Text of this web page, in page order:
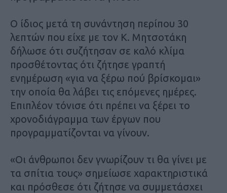
Ο ίδιος μετά τη συνάντηση περίπου 30
λεπτών που είχε με τον Κ. Μητσοτάκη
δήλωσε ότι συζήτησαν σε καλό κλίμα
προσθέτοντας ότι ζήτησε γραπτή
ενημέρωση «για να ξέρω πού βρίσκομαι»
την οποία θα λάβει τις επόμενες ημέρες.
Επιπλέον τόνισε ότι πρέπει να ξέρει το
χρονοδιάγραμμα των έργων που
προγραμματίζονται να γίνουν.
«Οι άνθρωποι δεν γνωρίζουν τι θα γίνει με
τα σπίτια τους» σημείωσε χαρακτηριστικά
και πρόσθεσε ότι ζήτησε να συμμετάσχει